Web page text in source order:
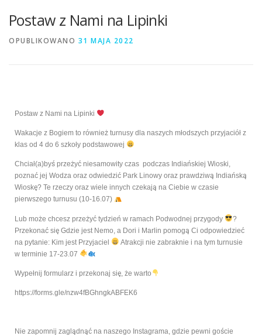
Postaw z Nami na Lipinki
OPUBLIKOWANO 31 MAJA 2022
Postaw z Nami na Lipinki
Wakacje z Bogiem to również turnusy dla naszych młodszych przyjaciół z
klas od 4 do 6 szkoły podstawowej
Chciał(a)byś przeżyć niesamowity czas podczas Indiańskiej Wioski,
poznać jej Wodza oraz odwiedzić Park Linowy oraz prawdziwą Indiańską
Wioskę? Te rzeczy oraz wiele innych czekają na Ciebie w czasie
pierwszego turnusu (10-16.07)
Lub może chcesz przeżyć tydzień w ramach Podwodnej przygody
?
Przekonać się Gdzie jest Nemo, a Dori i Marlin pomogą Ci odpowiedzieć
na pytanie: Kim jest Przyjaciel
Atrakcji nie zabraknie i na tym turnusie
w terminie 17-23.07
Wypełnij formularz i przekonaj się że warto
https://forms.gle/nzw4fBGhngkABFEK6
Nie zapomnij zagl ądnąć na naszego Instagrama, gdzie pewni goście